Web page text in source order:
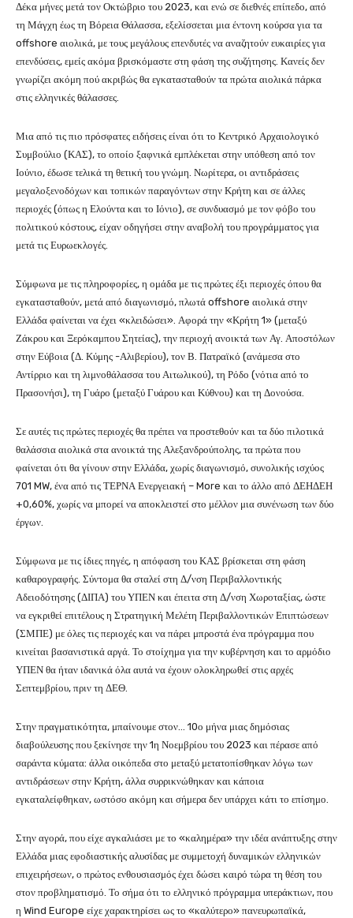
Δέκα μήνες μετά τον Οκτώβριο του 2023, και ενώ σε διεθνές επίπεδο, από
τη Μάγχη έως τη Βόρεια Θάλασσα, εξελίσσεται μια έντονη κούρσα για τα
offshore αιολικά, με τους μεγάλους επενδυτές να αναζητούν ευκαιρίες για
επενδύσεις, εμείς ακόμα βρισκόμαστε στη φάση της συζήτησης. Κανείς δεν
γνωρίζει ακόμη πού ακριβώς θα εγκατασταθούν τα πρώτα αιολικά πάρκα
στις ελληνικές θάλασσες.
Μια από τις πιο πρόσφατες ειδήσεις είναι ότι το Κεντρικό Αρχαιολογικό
Συμβούλιο (ΚΑΣ), το οποίο ξαφνικά εμπλέκεται στην υπόθεση από τον
Ιούνιο, έδωσε τελικά τη θετική του γνώμη. Νωρίτερα, οι αντιδράσεις
μεγαλοξενοδόχων και τοπικών παραγόντων στην Κρήτη και σε άλλες
περιοχές (όπως η Ελούντα και το Ιόνιο), σε συνδυασμό με τον φόβο του
πολιτικού κόστους, είχαν οδηγήσει στην αναβολή του προγράμματος για
μετά τις Ευρωεκλογές.
Σύμφωνα με τις πληροφορίες, η ομάδα με τις πρώτες έξι περιοχές όπου θα
εγκατασταθούν, μετά από διαγωνισμό, πλωτά offshore αιολικά στην
Ελλάδα φαίνεται να έχει «κλειδώσει». Αφορά την «Κρήτη 1» (μεταξύ
Ζάκρου και Ξερόκαμπου Σητείας), την περιοχή ανοικτά των Αγ. Αποστόλων
στην Εύβοια (Δ. Κύμης -Αλιβερίου), τον Β. Πατραϊκό (ανάμεσα στο
Αντίρριο και τη λιμνοθάλασσα του Αιτωλικού), τη Ρόδο (νότια από το
Πρασονήσι), τη Γυάρο (μεταξύ Γυάρου και Κύθνου) και τη Δονούσα.
Σε αυτές τις πρώτες περιοχές θα πρέπει να προστεθούν και τα δύο πιλοτικά
θαλάσσια αιολικά στα ανοικτά της Αλεξανδρούπολης, τα πρώτα που
φαίνεται ότι θα γίνουν στην Ελλάδα, χωρίς διαγωνισμό, συνολικής ισχύος
701 MW, ένα από τις ΤΕΡΝΑ Ενεργειακή – More και το άλλο από ΔΕΗΔΕΗ
+0,60%, χωρίς να μπορεί να αποκλειστεί στο μέλλον μια συνένωση των δύο
έργων.
Σύμφωνα με τις ίδιες πηγές, η απόφαση του ΚΑΣ βρίσκεται στη φάση
καθαρογραφής. Σύντομα θα σταλεί στη Δ/νση Περιβαλλοντικής
Αδειοδότησης (ΔΙΠΑ) του ΥΠΕΝ και έπειτα στη Δ/νση Χωροταξίας, ώστε
να εγκριθεί επιτέλους η Στρατηγική Μελέτη Περιβαλλοντικών Επιπτώσεων
(ΣΜΠΕ) με όλες τις περιοχές και να πάρει μπροστά ένα πρόγραμμα που
κινείται βασανιστικά αργά. Το στοίχημα για την κυβέρνηση και το αρμόδιο
ΥΠΕΝ θα ήταν ιδανικά όλα αυτά να έχουν ολοκληρωθεί στις αρχές
Σεπτεμβρίου, πριν τη ΔΕΘ.
Στην πραγματικότητα, μπαίνουμε στον… 10ο μήνα μιας δημόσιας
διαβούλευσης που ξεκίνησε την 1η Νοεμβρίου του 2023 και πέρασε από
σαράντα κύματα: άλλα οικόπεδα στο μεταξύ μετατοπίσθηκαν λόγω των
αντιδράσεων στην Κρήτη, άλλα συρρικνώθηκαν και κάποια
εγκαταλείφθηκαν, ωστόσο ακόμη και σήμερα δεν υπάρχει κάτι το επίσημο.
Στην αγορά, που είχε αγκαλιάσει με το «καλημέρα» την ιδέα ανάπτυξης στην
Ελλάδα μιας εφοδιαστικής αλυσίδας με συμμετοχή δυναμικών ελληνικών
επιχειρήσεων, ο πρώτος ενθουσιασμός έχει δώσει καιρό τώρα τη θέση του
στον προβληματισμό. Το σήμα ότι το ελληνικό πρόγραμμα υπεράκτιων, που
η Wind Europe είχε χαρακτηρίσει ως το «καλύτερο» πανευρωπαϊκά,